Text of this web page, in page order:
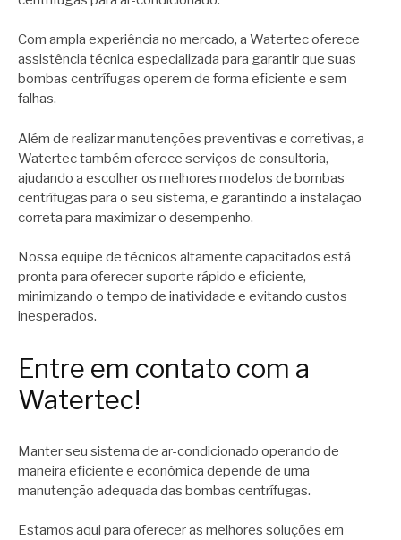
Com ampla experiência no mercado, a Watertec oferece
assistência técnica especializada para garantir que suas
bombas centrífugas operem de forma eficiente e sem
falhas.
Além de realizar manutenções preventivas e corretivas, a
Watertec também oferece serviços de consultoria,
ajudando a escolher os melhores modelos de bombas
centrífugas para o seu sistema, e garantindo a instalação
correta para maximizar o desempenho.
Nossa equipe de técnicos altamente capacitados está
pronta para oferecer suporte rápido e eficiente,
minimizando o tempo de inatividade e evitando custos
inesperados.
Entre em contato com a
Watertec!
Manter seu sistema de ar-condicionado operando de
maneira eficiente e econômica depende de uma
manutenção adequada das bombas centrífugas.
Estamos aqui para oferecer as melhores soluções em